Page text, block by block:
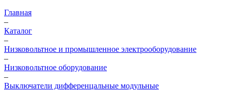
Главная
–
Каталог
–
Низковольтное и промышленное электрооборудование
–
Низковольтное оборудование
–
Выключатели дифференцальные модульные